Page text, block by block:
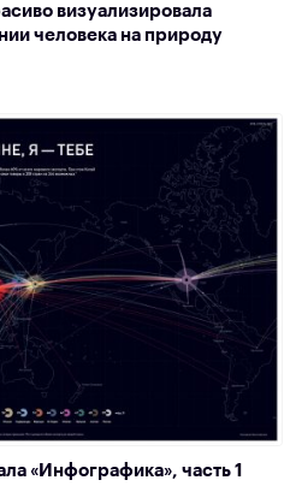
визуализировала
человека на природу
«Инфографика», часть 1